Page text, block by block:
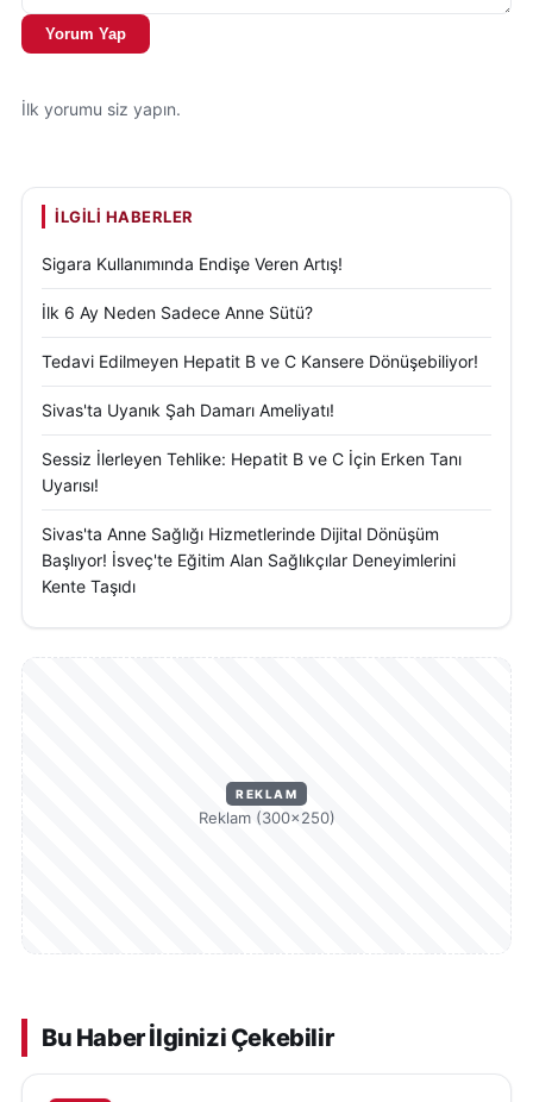
Kimyasal ya da biyolojik bir zararı yok. İnşallah daha
da yaygınlaşır ve dışa bağımlı olmaktan kurtuluruz”
tohumlarının genetiğiyle oynanmamış olmasının
Etkinlikte, ata tohumlarının korunması ve
yaygınlaştırılması konusunda kamu kurumlarının
desteğinin önemi de vurgulandı. Bu kapsamda yerel
yönetimlerin ve ilgili kurumların sürece katkı
sunması gerektiği ifade edilirken, tarımsal projelerle
belirleyici olabileceği dile getirildi.
Yorum Yap
İlk yorumu siz yapın.
İLGILI HABERLER
Sigara Kullanımında Endişe Veren Artış!
İlk 6 Ay Neden Sadece Anne Sütü?
Tedavi Edilmeyen Hepatit B ve C Kansere Dönüşebiliyor!
Sivas'ta Uyanık Şah Damarı Ameliyatı!
Sessiz İlerleyen Tehlike: Hepatit B ve C İçin Erken Tanı
Uyarısı!
Sivas'ta Anne Sağlığı Hizmetlerinde Dijital Dönüşüm
Başlıyor! İsveç'te Eğitim Alan Sağlıkçılar Deneyimlerini
Kente Taşıdı
REKLAM
Reklam (300×250)
Bu Haber İlginizi Çekebilir